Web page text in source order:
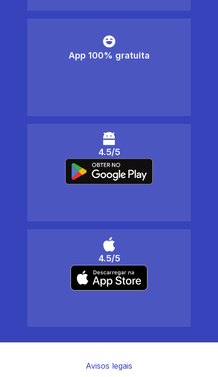
App 100% gratuita
4.5/5
4.5/5
Avisos legais